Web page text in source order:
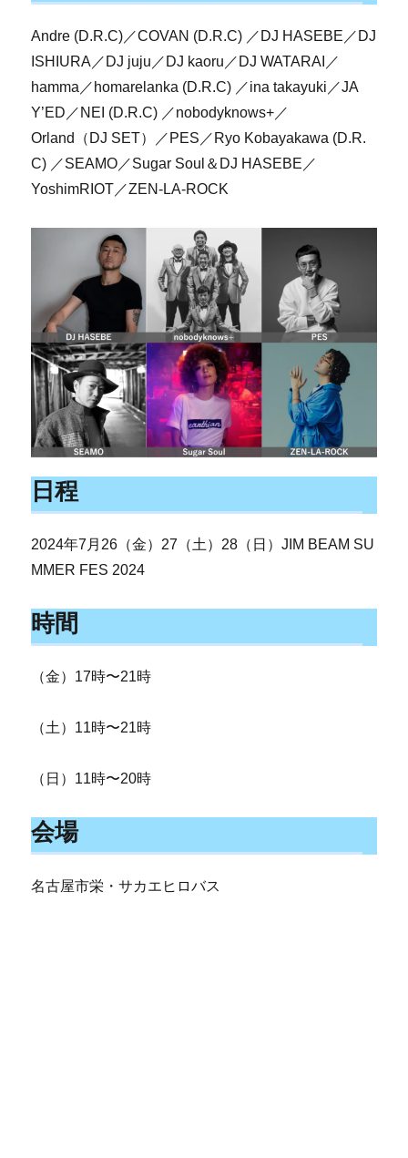
Andre (D.R.C)／COVAN (D.R.C) ／DJ HASEBE／DJ
ISHIURA／DJ juju／DJ kaoru／DJ WATARAI／
hamma／homarelanka (D.R.C) ／ina takayuki／JA
Y’ED／NEI (D.R.C) ／nobodyknows+／
Orland（DJ SET）／PES／Ryo Kobayakawa (D.R.
C) ／SEAMO／Sugar Soul＆DJ HASEBE／
YoshimRIOT／ZEN‐LA-ROCK
日程
2024年7月26（金）27（土）28（日）JIM BEAM SU
MMER FES 2024
時間
（金）17時〜21時
（土）11時〜21時
（日）11時〜20時
会場
名古屋市栄・サカエヒロバス